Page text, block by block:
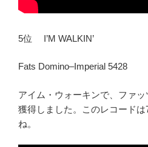
5位 I’M WALKIN’
Fats Domino–Imperial 5428
アイム・ウォーキンで、ファ
獲得しました。このレコード
ね。